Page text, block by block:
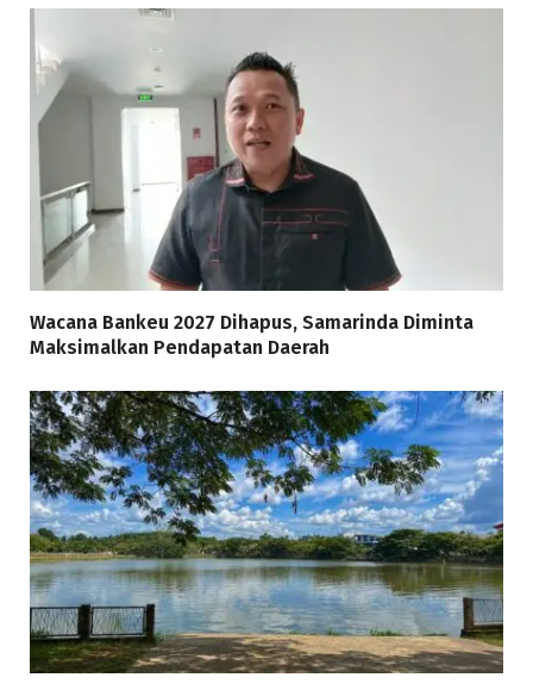
Wacana Bankeu 2027 Dihapus, Samarinda Diminta
Maksimalkan Pendapatan Daerah